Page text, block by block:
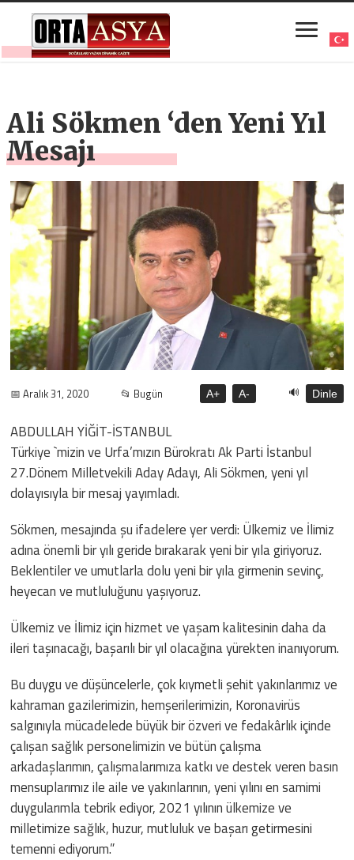
Ali Sökmen ‘den Yeni Yıl
Mesajı
📅 Aralık 31, 2020 📂 Bugün A+ A- 🔊 Dinle
ABDULLAH YİĞİT-İSTANBUL
Türkiye `mizin ve Urfa’mızın Bürokratı Ak Parti İstanbul
27.Dönem Milletvekili Aday Adayı, Ali Sökmen, yeni yıl
dolayısıyla bir mesaj yayımladı.
Sökmen, mesajında şu ifadelere yer verdi: Ülkemiz ve İlimiz
adına önemli bir yılı geride bırakarak yeni bir yıla giriyoruz.
Beklentiler ve umutlarla dolu yeni bir yıla girmenin sevinç,
heyecan ve mutluluğunu yaşıyoruz.
Ülkemiz ve İlimiz için hizmet ve yaşam kalitesinin daha da
ileri taşınacağı, başarılı bir yıl olacağına yürekten inanıyorum.
Bu duygu ve düşüncelerle, çok kıymetli şehit yakınlarımız ve
kahraman gazilerimizin, hemşerilerimizin, Koronavirüs
salgınıyla mücadelede büyük bir özveri ve fedakârlık içinde
çalışan sağlık personelimizin ve bütün çalışma
arkadaşlarımın, çalışmalarımıza katkı ve destek veren basın
mensuplarımız ile aile ve yakınlarının, yeni yılını en samimi
duygularımla tebrik ediyor, 2021 yılının ülkemize ve
milletimize sağlık, huzur, mutluluk ve başarı getirmesini
temenni ediyorum.”